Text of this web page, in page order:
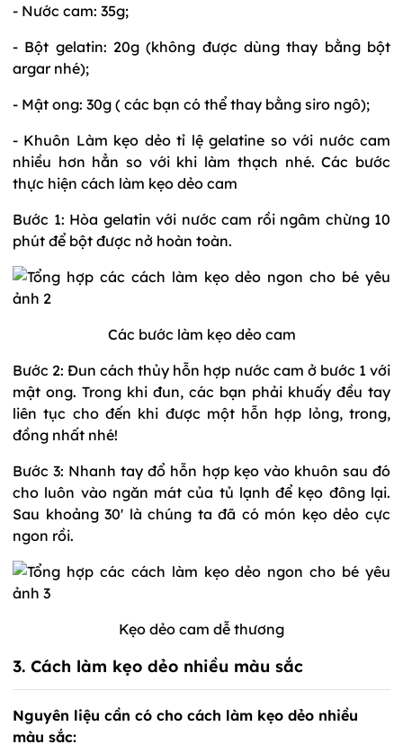
- Nước cam: 35g;
- Bột gelatin: 20g (không được dùng thay bằng bột
argar nhé);
- Mật ong: 30g ( các bạn có thể thay bằng siro ngô);
- Khuôn Làm kẹo dẻo tỉ lệ gelatine so với nước cam
nhiều hơn hẳn so với khi làm thạch nhé. Các bước
thực hiện cách làm kẹo dẻo cam
Bước 1: Hòa gelatin với nước cam rồi ngâm chừng 10
phút để bột được nở hoàn toàn.
Các bước làm kẹo dẻo cam
Bước 2: Đun cách thủy hỗn hợp nước cam ở bước 1 với
mật ong. Trong khi đun, các bạn phải khuấy đều tay
liên tục cho đến khi được một hỗn hợp lỏng, trong,
đồng nhất nhé!
Bước 3: Nhanh tay đổ hỗn hợp kẹo vào khuôn sau đó
cho luôn vào ngăn mát của tủ lạnh để kẹo đông lại.
Sau khoảng 30' là chúng ta đã có món kẹo dẻo cực
ngon rồi.
Kẹo dẻo cam dễ thương
3. Cách làm kẹo dẻo nhiều màu sắc
Nguyên liệu cần có cho cách làm kẹo dẻo nhiều
màu sắc: